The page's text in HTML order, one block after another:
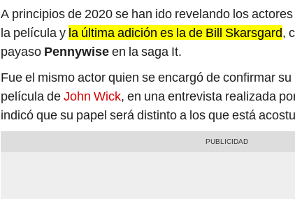
A principios de 2020 se han ido revelando los
la película y la última adición es la de Bill Skarsgard,
payaso Pennywiseen la saga It.
Fue el mismo actor quien se encargó de confirmar
película deJohn Wick, en una entrevista realizada
indicó que su papel será distinto a los que está